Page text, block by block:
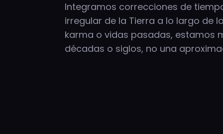
Integramos correcciones de
irregular de la Tierra a lo largo de
karma o vidas pasadas, estamos
décadas o siglos, no una